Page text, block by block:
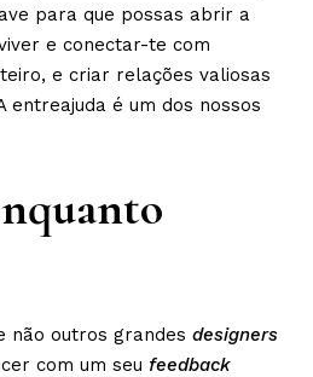
para que possas abrir a
e conectar-te com
e criar relações valiosas
entreajuda é um dos nossos
não outros grandesdesigners
com um seu feedback